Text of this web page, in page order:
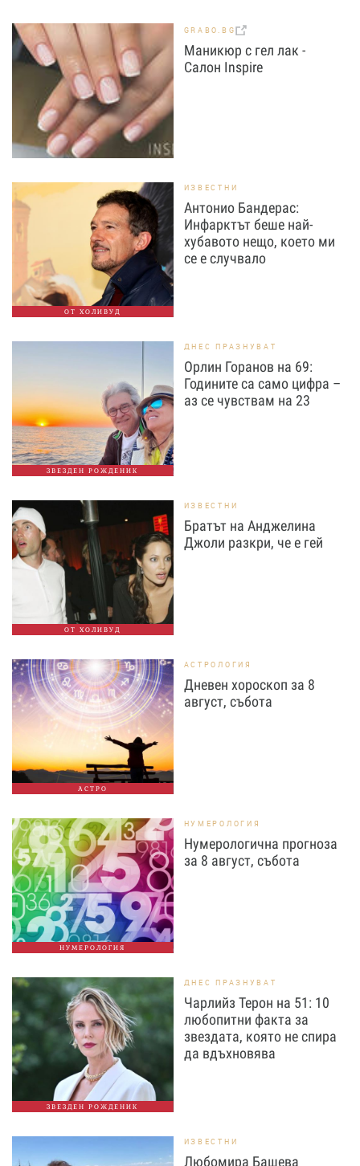
GRABO.BG
Маникюр с гел лак -
Салон Inspire
ОТ ХОЛИВУД
ИЗВЕСТНИ
Антонио Бандерас:
Инфарктът беше най-
хубавото нещо, което ми
се е случвало
ЗВЕЗДЕН РОЖДЕНИК
ДНЕС ПРАЗНУВАТ
Орлин Горанов на 69:
Годините са само цифра –
аз се чувствам на 23
ОТ ХОЛИВУД
ИЗВЕСТНИ
Братът на Анджелина
Джоли разкри, че е гей
АСТРО
АСТРОЛОГИЯ
Дневен хороскоп за 8
август, събота
НУМЕРОЛОГИЯ
НУМЕРОЛОГИЯ
Нумерологична прогноза
за 8 август, събота
ЗВЕЗДЕН РОЖДЕНИК
ДНЕС ПРАЗНУВАТ
Чарлийз Терон на 51: 10
любопитни факта за
звездата, която не спира
да вдъхновява
ИЗВЕСТНИ
Любомира Башева